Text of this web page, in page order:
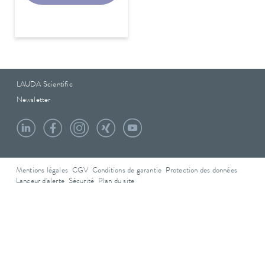
LAUDA Scientific
Newsletter
Mentions légales CGV Conditions de garantie
Protection des données
Lanceur d'alerte Sécurité Plan du site